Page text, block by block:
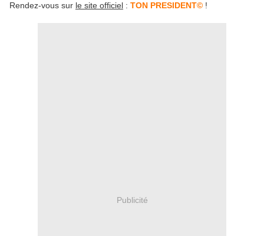
Rendez-vous sur le site officiel : TON PRESIDENT© !
Publicité